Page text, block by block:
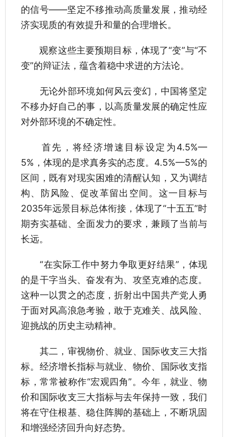
的信号——坚定不移推动高质量发展，推动经
济实现质的有效提升和量的合理增长。
观察这些主要预期目标，体现了“变”与“不
变”的辩证法，蕴含着稳中求进的方法论。
无论外部环境如何风云变幻，中国将坚定
不移办好自己的事，以高质量发展的确定性应
对外部环境的不确定性。
首先，将经济增速目标设定为4.5%—
5%，体现的是求真务实的态度。4.5%—5%的
区间，既有对现实困难的清醒认知，又为调结
构、防风险、促改革留出空间。这一目标与
2035年远景目标总体衔接，体现了“十五五”时
期夯实基础、全面发力的要求，兼顾了当前与
长远。
“在实际工作中努力争取更好结果”，体现
的是干字当头、奋发有为、攻坚克难的态度。
这种一以贯之的态度，折射出中国共产党人勇
于面对风高浪急考验，敢于克难关、战风险、
迎挑战的历史主动精神。
其二，审视物价、就业、国际收支三大指
标。经济增长指标与就业、物价、国际收支指
标，常常被称作“宏观四角”。今年，就业、物
价和国际收支三大指标与去年保持一致，我们
将在守住根基、稳住阵脚的基础上，不断巩固
和增强经济回升向好态势。